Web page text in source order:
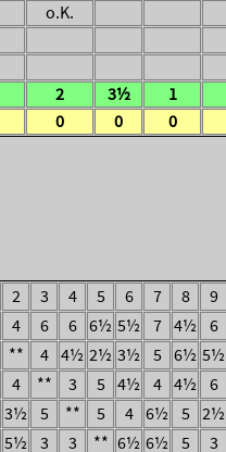
o.K.
2 3½ 1
0 0 0
2 3 4 5 6 7 8 9
4 6 6 6½ 5½ 7 4½ 6
** 4 4½ 2½ 3½ 5 6½ 5½
4 ** 3 5 4½ 4 4½ 6
3½ 5 ** 5 4 6½ 5 2½
5½ 3 3 ** 6½ 6½ 5 3